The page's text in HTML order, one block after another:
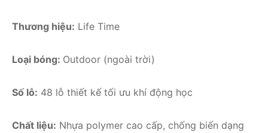
Thương hiệu: Life Time
Loại bóng: Outdoor (ngoài trời)
Số lỗ: 48 lỗ thiết kế tối ưu khí động học
Chất liệu: Nhựa polymer cao cấp, chống biến dạng